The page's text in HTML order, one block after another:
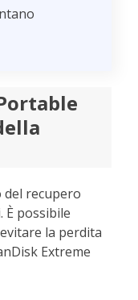
del recupero
È possibile
la perdita
Extreme